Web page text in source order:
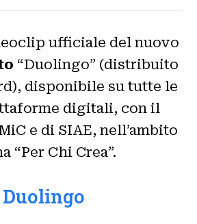
ufficiale del nuovo
“Duolingo” (distribuito
disponibile su tutte le
digitali, con il
e di SIAE, nell’ambito
“Per Chi Crea”.
Duolingo